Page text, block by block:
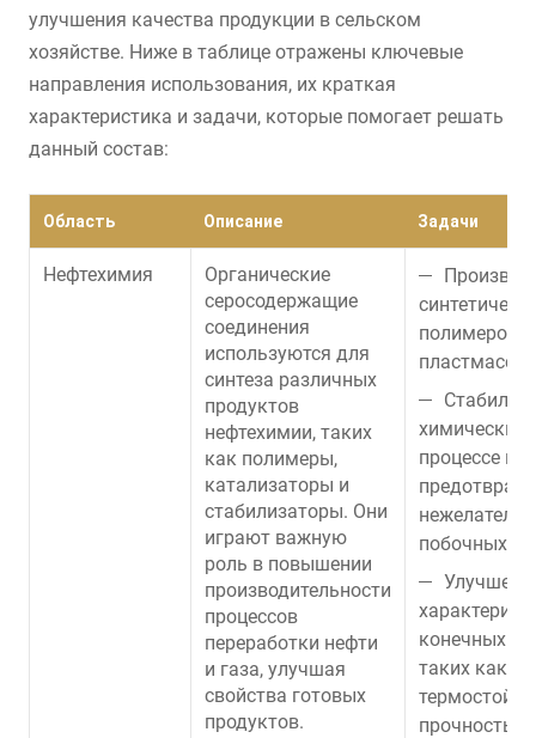
улучшения качества продукции в сельском
хозяйстве. Ниже в таблице отражены ключевые
направления использования, их краткая
характеристика и задачи, которые помогает решать
данный состав:
Область Описание Задачи
Нефтехимия
Органические
серосодержащие
соединения
используются для
синтеза различных
продуктов
нефтехимии, таких
как полимеры,
катализаторы и
стабилизаторы. Они
играют важную
роль в повышении
производительности
процессов
переработки нефти
и газа, улучшая
свойства готовых
продуктов.
полимеров,
пластмассы
химических
процессе
побочных
конечных
таких как
прочность и